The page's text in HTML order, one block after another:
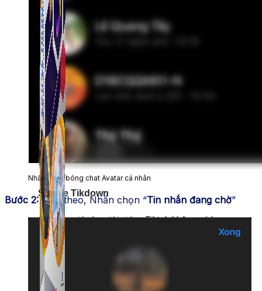
nhanh chóng.
Simple Tikdown
Công cụ giúp bạn tải video Tiktok không có logo
nhanh chóng.
Nhấn chọn bóng chat Avatar cá nhân
Bước 2:Tiếp theo, Nhấn chọn “Tin nhắn đang chờ”